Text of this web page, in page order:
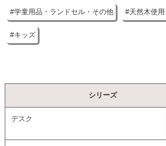
学童用品・ランドセル・その他 天然木使用
キッズ
シリーズ
デスク